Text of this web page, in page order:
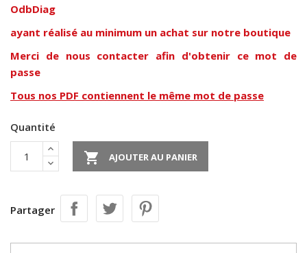
OdbDiag
ayant réalisé au minimum un achat sur notre boutique
Merci de nous contacter afin d'obtenir ce mot de
passe
Tous nos PDF contiennent le même mot de passe
Quantité
 AJOUTER AU PANIER
Partager